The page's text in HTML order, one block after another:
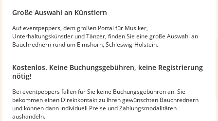
Große Auswahl an Künstlern
Auf eventpeppers, dem großen Portal für Musiker,
Unterhaltungskünstler und Tänzer, finden Sie eine große Auswahl an
Bauchrednern rund um Elmshorn, Schleswig-Holstein.
Kostenlos. Keine Buchungsgebühren, keine Registrierung
nötig!
Bei eventpeppers fallen für Sie keine Buchungsgebühren an. Sie
bekommen einen Direktkontakt zu Ihren gewünschten Bauchrednern
und können dann individuell Preise und Zahlungsmodalitäten
aushandeln.